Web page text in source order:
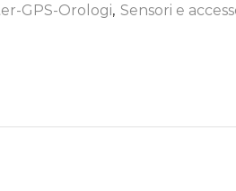
GPS-Orologi, Sensori e